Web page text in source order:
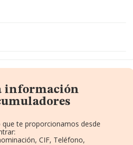
información
te proporcionamos desde
CIF, Teléfono,